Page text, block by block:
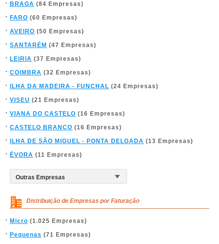
BRAGA (84 Empresas)
FARO (60 Empresas)
AVEIRO (50 Empresas)
SANTARÉM (47 Empresas)
LEIRIA (37 Empresas)
COIMBRA (32 Empresas)
ILHA DA MADEIRA - FUNCHAL (24 Empresas)
VISEU (21 Empresas)
VIANA DO CASTELO (16 Empresas)
CASTELO BRANCO (16 Empresas)
ILHA DE SÃO MIGUEL - PONTA DELGADA (13 Empresas)
ÉVORA (11 Empresas)
Distribuição de Empresas por Faturação
Micro (1.025 Empresas)
Pequenas (71 Empresas)